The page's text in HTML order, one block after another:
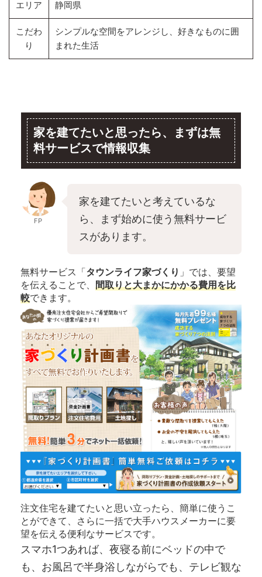
エリア 静岡県
こだわ
り
シンプルな空間をアレンジし、好きなものに囲
まれた生活
家を建てたいと思ったら、まずは無
料サービスで情報収集
FP
家を建てたいと考えているな
ら、まず始めに使う無料サービ
スがあります。
無料サービス「タウンライフ家づくり 」では、要望
を伝えることで、 間取りと大まかにかかる費用を比
較できます。
注文住宅を建てたいと思い立ったら、簡単に使うこ
とができて、さらに一括で大手ハウスメーカーに要
望を伝える便利なサービスです。
スマホ1つあれば、夜寝る前にベッドの中で
も、お風呂で半身浴しながらでも、テレビ観な